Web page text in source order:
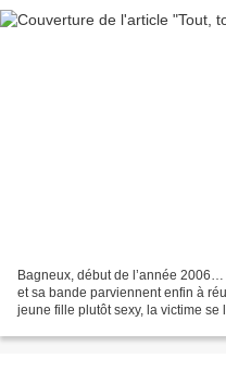
Bagneux, début de l’année
et sa bande parviennent enfin à
jeune fille plutôt sexy, la victime